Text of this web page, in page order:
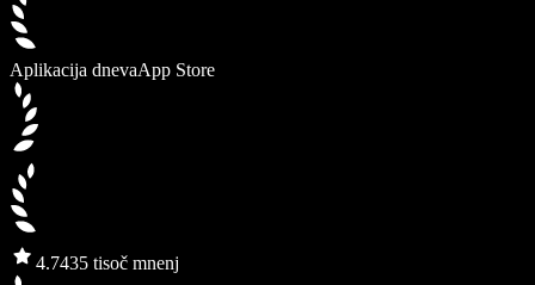
Aplikacija dnevaApp Store
4.7435 tisoč mnenj